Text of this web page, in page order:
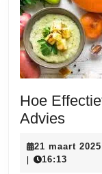
Hoe
AdviesHoe
5
21 maart 2025
| 16:13